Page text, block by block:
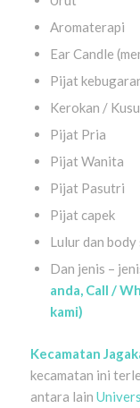
Aromaterapi
Ear Candle
Pijat
Kerokan /
Pijat Pria
Pijat Wanita
Pijat Pasutri
Pijat capek
Lulur dan body
Dan jenis –
anda, Call /
kami)
Kecamatan
kecamatan ini
antara lain